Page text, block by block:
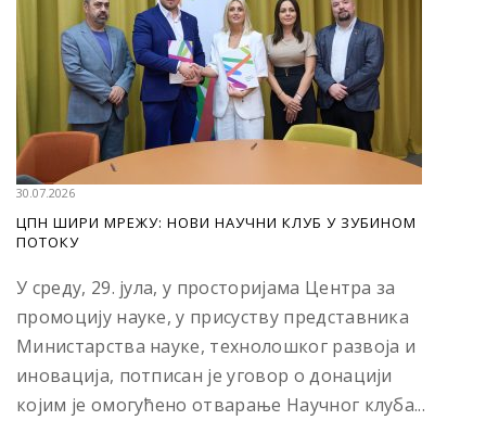
30.07.2026
ЦПН ШИРИ МРЕЖУ: НОВИ НАУЧНИ КЛУБ У ЗУБИНОМ
ПОТОКУ
У среду, 29. јула, у просторијама Центра за
промоцију науке, у присуству представника
Министарства науке, технолошког развоја и
иновација, потписан је уговор о донацији
којим је омогућено отварање Научног клуба...